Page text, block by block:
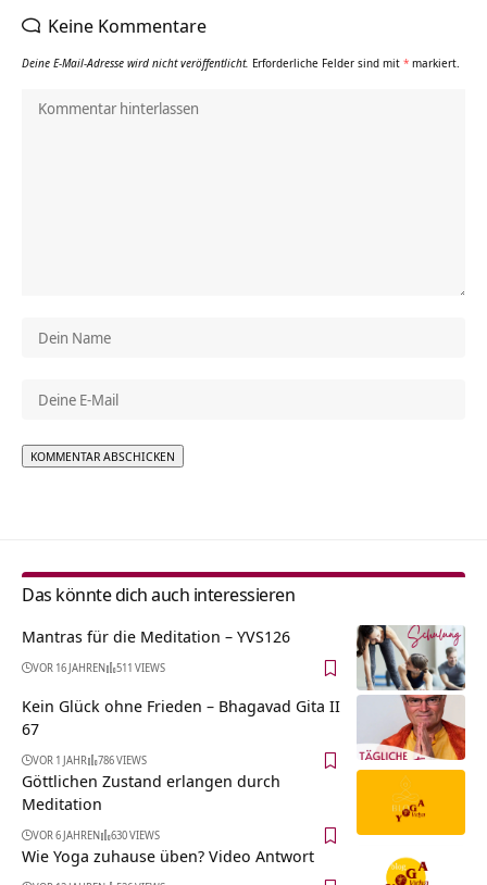
Keine Kommentare
Deine E-Mail-Adresse wird nicht veröffentlicht. Erforderliche Felder sind mit * markiert.
Das könnte dich auch interessieren
Mantras für die Meditation – YVS126
VOR 16 JAHREN 511 VIEWS
Kein Glück ohne Frieden – Bhagavad Gita II
67
VOR 1 JAHR 786 VIEWS
Göttlichen Zustand erlangen durch
Meditation
VOR 6 JAHREN 630 VIEWS
Wie Yoga zuhause üben? Video Antwort